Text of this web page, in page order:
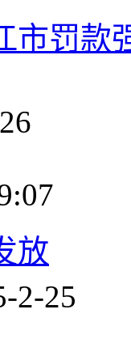
市罚款
放
2-25